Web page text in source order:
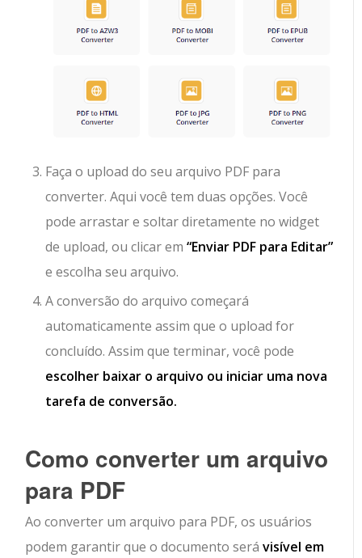
Faça o upload do seu arquivo PDF para
converter. Aqui você tem duas opções. Você
pode arrastar e soltar diretamente no widget
de upload, ou clicar em“Enviar PDF para Editar”
e escolha seu arquivo.
A conversão do arquivo começará
automaticamente assim que o upload for
concluído. Assim que terminar, você pode
escolher baixar o arquivo ou iniciar uma nova
tarefa de conversão.
Como converter um arquivo
para PDF
Ao converter um arquivo para PDF, os usuários
podem garantir que o documento serávisível em